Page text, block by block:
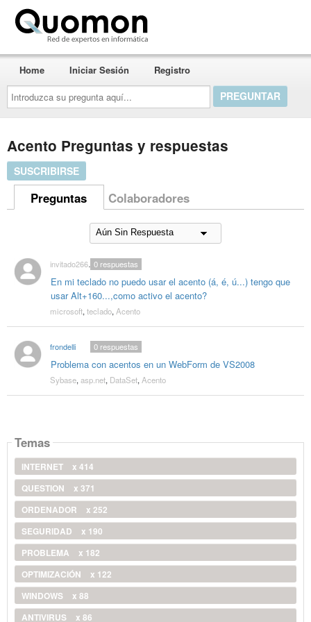
Introduzca
su
pregunta
aquí...
Home Iniciar Sesión Registro
Acento Preguntas y respuestas
SUSCRIBIRSE
Preguntas Colaboradores
invitado2664825
En mi teclado no puedo usar el acento (á, é, ú...) tengo que
usar Alt+160...,como activo el acento?
0respuestas
microsoft, teclado, Acento
frondelli
Problema con acentos en un WebForm de VS2008
0respuestas
Sybase, asp.net, DataSet, Acento
Temas
INTERNET
x 414
QUESTION
x 371
ORDENADOR
x 252
SEGURIDAD
x 190
PROBLEMA
x 182
OPTIMIZACIÓN
x 122
WINDOWS
x 88
ANTIVIRUS
x 86